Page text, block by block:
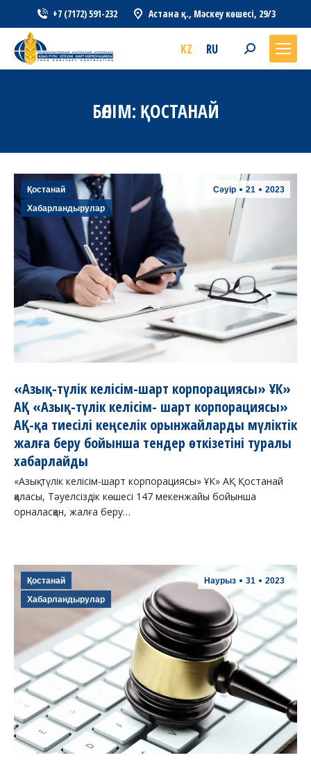
+7 (7172) 591-232 Астана қ., Мәскеу көшесі, 29/3
KZ RU Search:
БӨЛІМ: ҚОСТАНАЙ
Сәуір 21 2023
Қостанай
Хабарландырулар
«Азық-түлік келісім-шарт корпорациясы» ҰК»
АҚ «Азық-түлік келісім- шарт корпорациясы»
АҚ-қа тиесілі кеңселік орынжайларды мүліктік
жалға беру бойынша тендер өткізетіні туралы
хабарлайды
«Азық-түлік келісім-шарт корпорациясы» ҰК» АҚ Қостанай
қаласы, Тәуелсіздік көшесі 147 мекенжайы бойынша
орналасқан, жалға беру…
Наурыз 31 2023
Қостанай
Хабарландырулар